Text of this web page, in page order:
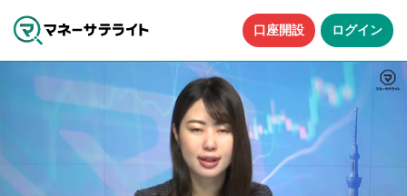
口座開設 ログイン